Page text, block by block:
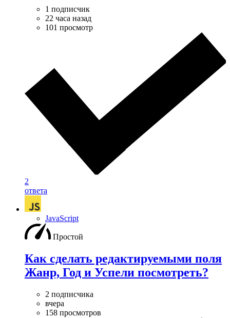
1 подписчик
22 часа назад
101 просмотр
2
ответа
JavaScript
Простой
Как сделать редактируемыми поля
Жанр, Год и Успели посмотреть?
2 подписчика
вчера
158 просмотров